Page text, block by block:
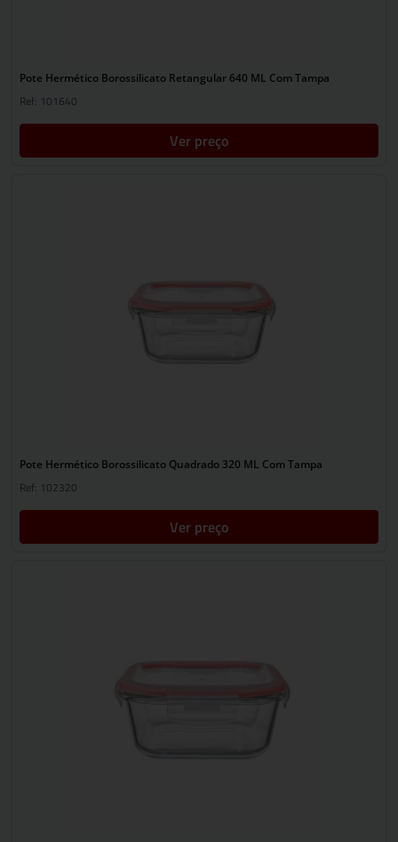
Pote Hermético Borossilicato Retangular 640 ML Com Tampa
Ref: 101640
Ver preço
Pote Hermético Borossilicato Quadrado 320 ML Com Tampa
Ref: 102320
Ver preço